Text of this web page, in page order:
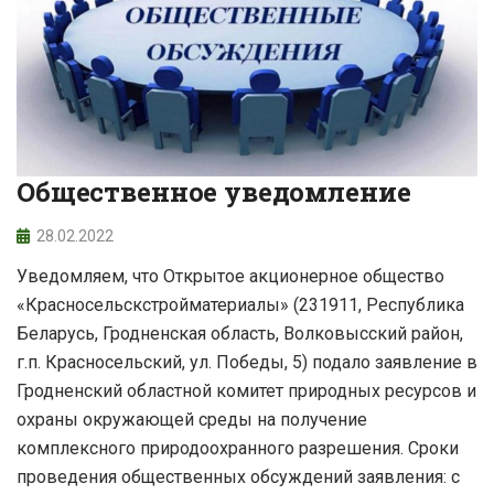
Общественное уведомление
28.02.2022
Уведомляем, что Открытое акционерное общество
«Красносельскстройматериалы» (231911, Республика
Беларусь, Гродненская область, Волковысский район,
г.п. Красносельский, ул. Победы, 5) подало заявление в
Гродненский областной комитет природных ресурсов и
охраны окружающей среды на получение
комплексного природоохранного разрешения. Сроки
проведения общественных обсуждений заявления: с